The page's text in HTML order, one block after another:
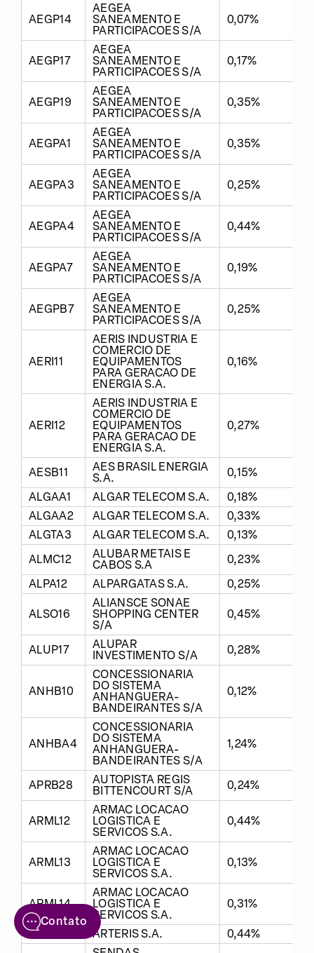
AEGP14
AEGEA
SANEAMENTO E
PARTICIPACOES S/A
0,07%
AEGP17
AEGEA
SANEAMENTO E
PARTICIPACOES S/A
0,17%
AEGP19
AEGEA
SANEAMENTO E
PARTICIPACOES S/A
0,35%
AEGPA1
AEGEA
SANEAMENTO E
PARTICIPACOES S/A
0,35%
AEGPA3
AEGEA
SANEAMENTO E
PARTICIPACOES S/A
0,25%
AEGPA4
AEGEA
SANEAMENTO E
PARTICIPACOES S/A
0,44%
AEGPA7
AEGEA
SANEAMENTO E
PARTICIPACOES S/A
0,19%
AEGPB7
AEGEA
SANEAMENTO E
PARTICIPACOES S/A
0,25%
AERI11
AERIS INDUSTRIA E
COMERCIO DE
EQUIPAMENTOS
PARA GERACAO DE
ENERGIA S.A.
0,16%
AERI12
AERIS INDUSTRIA E
COMERCIO DE
EQUIPAMENTOS
PARA GERACAO DE
ENERGIA S.A.
0,27%
AESB11
AES BRASIL ENERGIA
S.A.
0,15%
ALGAA1
ALGAR TELECOM S.A.
0,18%
ALGAA2
ALGAR TELECOM S.A.
0,33%
ALGTA3
ALGAR TELECOM S.A.
0,13%
ALMC12
ALUBAR METAIS E
CABOS S.A
0,23%
ALPA12
ALPARGATAS S.A. 0,25%
ALSO16
ALIANSCE SONAE
SHOPPING CENTER
S/A
0,45%
ALUP17
ALUPAR
INVESTIMENTO S/A
0,28%
ANHB10
CONCESSIONARIA
DO SISTEMA
ANHANGUERA-
BANDEIRANTES S/A
0,12%
ANHBA4
CONCESSIONARIA
DO SISTEMA
ANHANGUERA-
BANDEIRANTES S/A
1,24%
APRB28
AUTOPISTA REGIS
BITTENCOURT S/A
0,24%
ARML12
ARMAC LOCACAO
LOGISTICA E
SERVICOS S.A.
0,44%
ARML13
ARMAC LOCACAO
LOGISTICA E
SERVICOS S.A.
0,13%
ARML14
ARMAC LOCACAO
LOGISTICA E
SERVICOS S.A.
0,31%
ARTRA1 ARTERIS S.A.
0,44%
Contato